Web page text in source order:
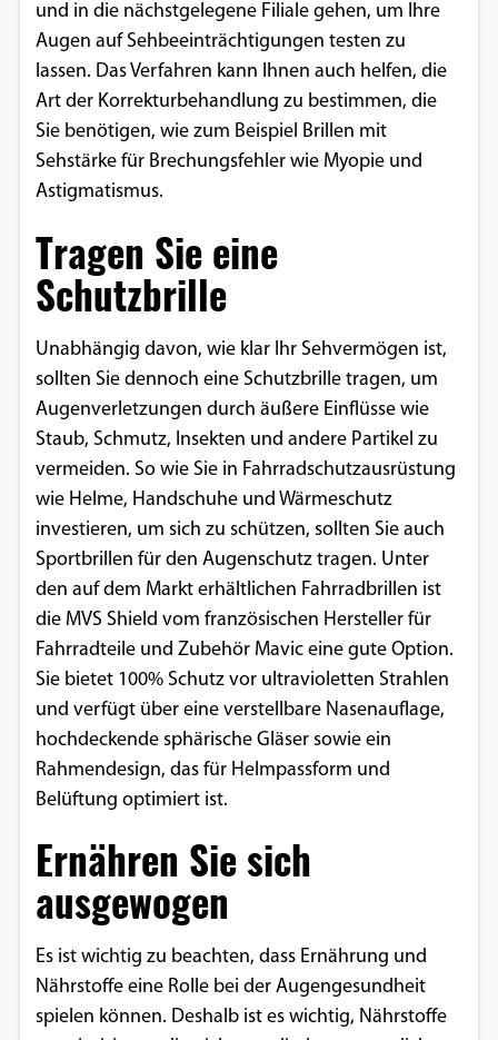
und in die nächstgelegene Filiale gehen, um Ihre
Augen auf Sehbeeinträchtigungen testen zu
lassen. Das Verfahren kann Ihnen auch helfen, die
Art der Korrekturbehandlung zu bestimmen, die
Sie benötigen, wie zum Beispiel Brillen mit
Sehstärke für Brechungsfehler wie Myopie und
Astigmatismus.
Tragen Sie eine
Schutzbrille
Unabhängig davon, wie klar Ihr Sehvermögen ist,
sollten Sie dennoch eine Schutzbrille tragen, um
Augenverletzungen durch äußere Einflüsse wie
Staub, Schmutz, Insekten und andere Partikel zu
vermeiden. So wie Sie in Fahrradschutzausrüstung
wie Helme, Handschuhe und Wärmeschutz
investieren, um sich zu schützen, sollten Sie auch
Sportbrillen für den Augenschutz tragen. Unter
den auf dem Markt erhältlichen Fahrradbrillen ist
die MVS Shield vom französischen Hersteller für
Fahrradteile und Zubehör Mavic eine gute Option.
Sie bietet 100% Schutz vor ultravioletten Strahlen
und verfügt über eine verstellbare Nasenauflage,
hochdeckende sphärische Gläser sowie ein
Rahmendesign, das für Helmpassform und
Belüftung optimiert ist.
Ernähren Sie sich
ausgewogen
Es ist wichtig zu beachten, dass Ernährung und
Nährstoffe eine Rolle bei der Augengesundheit
spielen können. Deshalb ist es wichtig, Nährstoffe